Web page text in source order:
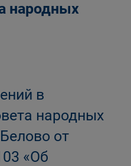
народных
в
народных
от
«Об